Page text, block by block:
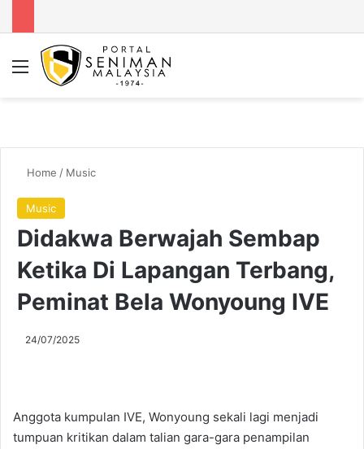
Menu
Home / Music
Music
Didakwa Berwajah Sembap
Ketika Di Lapangan Terbang,
Peminat Bela Wonyoung IVE
24/07/2025
Anggota kumpulan IVE, Wonyoung sekali lagi menjadi
tumpuan kritikan dalam talian gara-gara penampilan